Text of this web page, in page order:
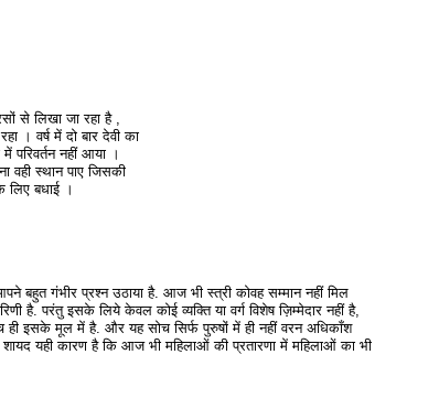
से लिखा जा रहा है ,
। वर्ष में दो बार देवी का
परिवर्तन नहीं आया ।
स्थान पाए जिसकी
लिए बधाई ।
बहुत गंभीर प्रश्न उठाया है. आज भी स्त्री कोवह सम्मान नहीं मिल
है. परंतु इसके लिये केवल कोई व्यक्ति या वर्ग विशेष ज़िम्मेदार नहीं है,
ही इसके मूल में है. और यह सोच सिर्फ पुरुषों में ही नहीं वरन अधिकाँश
यही कारण है कि आज भी महिलाओं की प्रतारणा में महिलाओं का भी